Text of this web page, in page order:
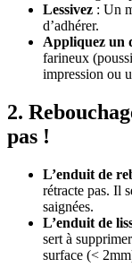
Lessivez : Un
d’adhérer.
Appliquez un
farineux
impression ou
2.
pas !
L’enduit de
rétracte pas. Il
saignées.
L’enduit de
sert à
surface (<